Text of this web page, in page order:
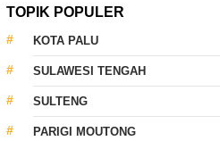
TOPIK POPULER
KOTA PALU
SULAWESI TENGAH
SULTENG
PARIGI MOUTONG